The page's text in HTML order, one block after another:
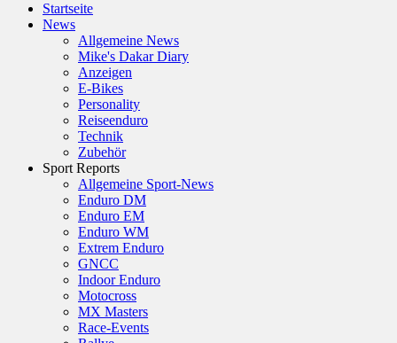
Startseite
News
Allgemeine News
Mike's Dakar Diary
Anzeigen
E-Bikes
Personality
Reiseenduro
Technik
Zubehör
Sport Reports
Allgemeine Sport-News
Enduro DM
Enduro EM
Enduro WM
Extrem Enduro
GNCC
Indoor Enduro
Motocross
MX Masters
Race-Events